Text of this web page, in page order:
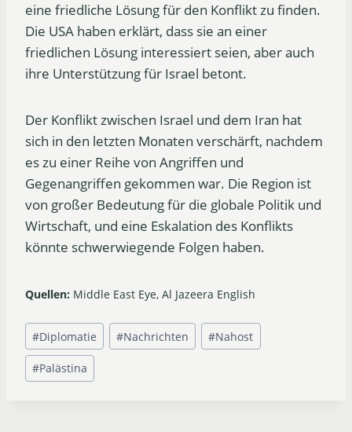
eine friedliche Lösung für den Konflikt zu finden.
Die USA haben erklärt, dass sie an einer
friedlichen Lösung interessiert seien, aber auch
ihre Unterstützung für Israel betont.
Der Konflikt zwischen Israel und dem Iran hat
sich in den letzten Monaten verschärft, nachdem
es zu einer Reihe von Angriffen und
Gegenangriffen gekommen war. Die Region ist
von großer Bedeutung für die globale Politik und
Wirtschaft, und eine Eskalation des Konflikts
könnte schwerwiegende Folgen haben.
Quellen: Middle East Eye, Al Jazeera English
Schlagworte:
#Diplomatie #Nachrichten #Nahost
#Palästina